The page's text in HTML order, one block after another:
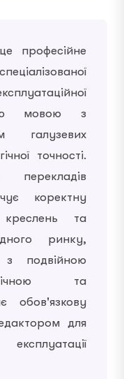
професійне
мовою з
галузевих
точності.
коректну
креслень та
ринку,
з подвійною
та
обов'язкову
для